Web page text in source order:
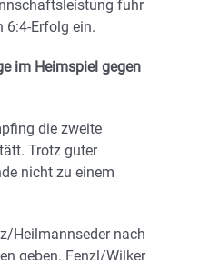
fuhr
6:4-Erfolg ein.
im Heimspiel gegen
die zweite
Trotz guter
nicht zu einem
Heilmannseder nach
geben. Fenzl/Wilker